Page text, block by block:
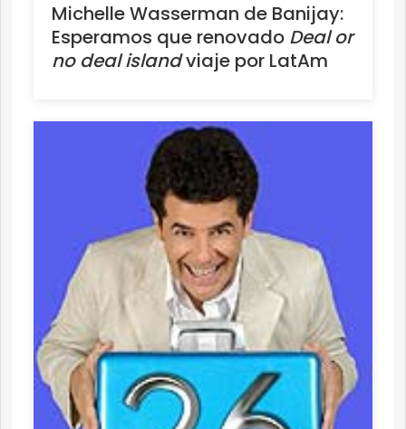
Michelle Wasserman de Banijay:
Esperamos que renovado Deal or
no deal islandviaje por LatAm